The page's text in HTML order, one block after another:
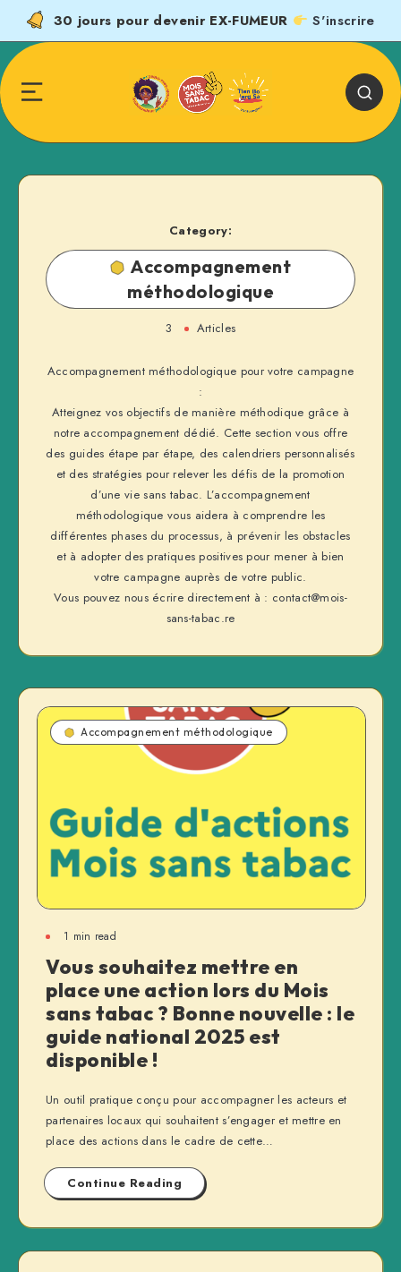
30 jours pour devenir EX-FUMEUR S'inscrire
Category:
Accompagnement
méthodologique
3 Articles
Accompagnement méthodologique pour votre campagne
:
Atteignez vos objectifs de manière méthodique grâce à
notre accompagnement dédié. Cette section vous offre
des guides étape par étape, des calendriers personnalisés
et des stratégies pour relever les défis de la promotion
d’une vie sans tabac. L’accompagnement
méthodologique vous aidera à comprendre les
différentes phases du processus, à prévenir les obstacles
et à adopter des pratiques positives pour mener à bien
votre campagne auprès de votre public.
Vous pouvez nous écrire directement à : contact@mois-
sans-tabac.re
Accompagnement méthodologique
1 min read
Vous souhaitez mettre en
place une action lors du Mois
sans tabac ? Bonne nouvelle : le
guide national 2025 est
disponible !
Un outil pratique conçu pour accompagner les acteurs et
partenaires locaux qui souhaitent s’engager et mettre en
place des actions dans le cadre de cette…
Continue Reading